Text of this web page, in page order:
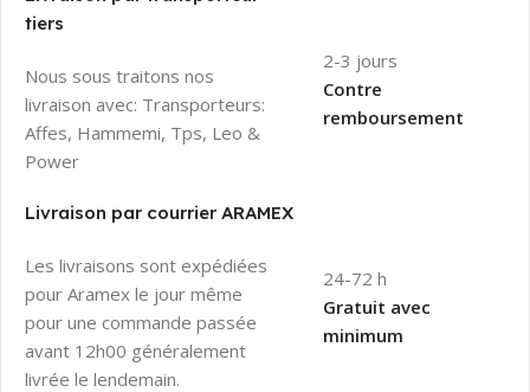
tiers
Nous sous traitons nos
livraison avec: Transporteurs:
Affes, Hammemi, Tps, Leo &
Power
2-3 jours
Contre
remboursement
Livraison par courrier ARAMEX
Les livraisons sont expédiées
pour Aramex le jour même
pour une commande passée
avant 12h00 généralement
livrée le lendemain.
24-72 h
Gratuit avec
minimum